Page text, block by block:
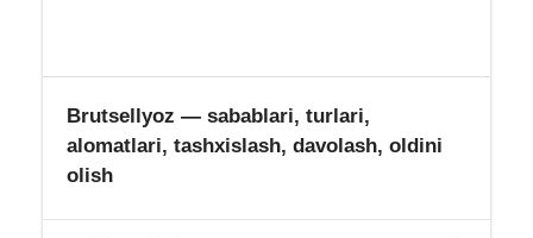
Brutsellyoz — sabablari, turlari,
alomatlari, tashxislash, davolash, oldini
olish